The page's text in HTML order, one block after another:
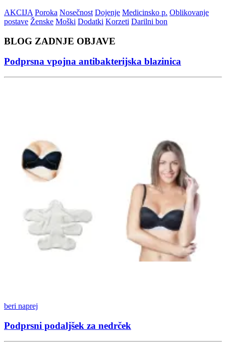
AKCIJA Poroka Nosečnost Dojenje Medicinsko p. Oblikovanje
postave Ženske Moški Dodatki Korzeti Darilni bon
BLOG ZADNJE OBJAVE
Podprsna vpojna antibakterijska blazinica
beri naprej
Podprsni podaljšek za nedrček